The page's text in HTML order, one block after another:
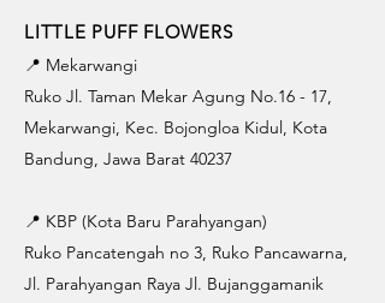
LITTLE PUFF FLOWERS
📍 Mekarwangi
Ruko Jl. Taman Mekar Agung No.16 - 17,
Mekarwangi, Kec. Bojongloa Kidul, Kota
Bandung, Jawa Barat 40237
📍 KBP (Kota Baru Parahyangan)
Ruko Pancatengah no 3, Ruko Pancawarna,
Jl. Parahyangan Raya Jl. Bujanggamanik